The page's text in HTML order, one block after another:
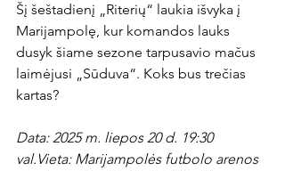
Šį šeštadienį „Riterių“ laukia išvyka į
Marijampolę, kur komandos lauks
dusyk šiame sezone tarpusavio mačus
laimėjusi „Sūduva“. Koks bus trečias
kartas?
Data: 2025 m. liepos 20 d. 19:30
val.Vieta: Marijampolės futbolo arenos